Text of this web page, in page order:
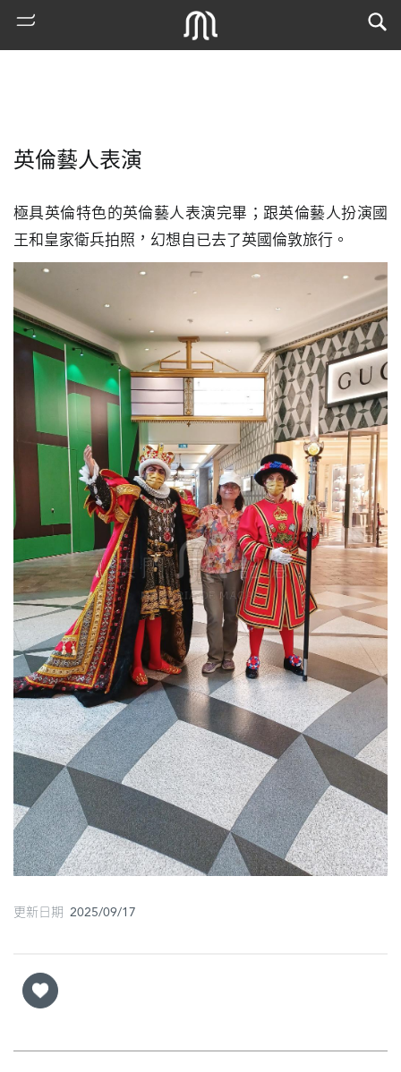
搜
媽
閣
寺
巴
士
教
堂
街
市
英倫藝人表演
極具英倫特色的英倫藝人表演完畢；跟英倫藝人扮演國
王和皇家衛兵拍照，幻想自已去了英國倫敦旅行。
更新日期 2025/09/17